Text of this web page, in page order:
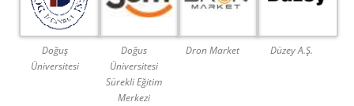
Doğuş
Üniversitesi
Doğus
Üniversitesi
Sürekli Eğitim
Merkezi
Dron Market Düzey A.Ş.